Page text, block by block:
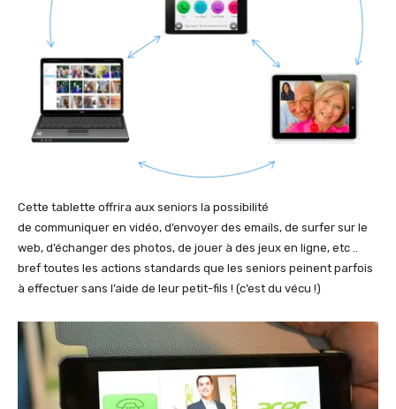
Cette tablette offrira aux seniors la possibilité
de communiquer en vidéo, d’envoyer des emails, de surfer sur le
web, d’échanger des photos, de jouer à des jeux en ligne, etc ..
bref toutes les actions standards que les seniors peinent parfois
à effectuer sans l’aide de leur petit-fils ! (c’est du vécu !)